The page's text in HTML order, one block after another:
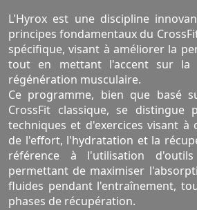
L'Hyrox est une discipline
principes fondamentaux du
spécifique, visant à améliorer la
tout en mettant l'accent sur la
régénération musculaire.
Ce programme, bien que basé
CrossFit classique, se distingue
techniques et d'exercices visant à
de l'effort, l'hydratation et la
référence à l'utilisation
permettant de maximiser
fluides pendant l'entraînement,
phases de récupération.